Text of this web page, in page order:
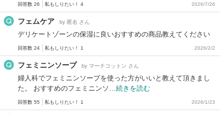
回答数 26 私もしりたい！ 4 2026/7/26
フェムケア by 匿名 さん
デリケートゾーンの保湿に良いおすすめの商品教えてください
回答数 24 私もしりたい！ 1 2026/2/2
フェミニンソープ by マーチコットン さん
婦人科でフェミニンソープを使った方がいいと教えて頂きまし
た。 おすすめのフェミニンソ… 続きを読む
回答数 55 私もしりたい！ 1 2026/1/23